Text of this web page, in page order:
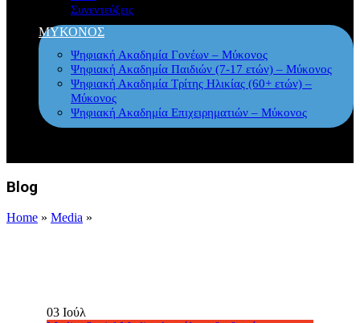
Συνεντεύξεις
ΜΥΚΟΝΟΣ
Ψηφιακή Ακαδημία Γονέων – Μύκονος
Ψηφιακή Ακαδημία Παιδιών (7-17 ετών) – Μύκονος
Ψηφιακή Ακαδημία Τρίτης Ηλικίας (60+ ετών) –
Μύκονος
Ψηφιακή Ακαδημία Επιχειρηματιών – Μύκονος
Blog
Home » Media »
03 Ιούλ